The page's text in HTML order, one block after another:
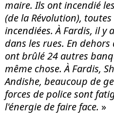
maire. Ils ont incendié
(de la Révolution),
incendiées. À Fardis, il y
dans les rues. En
ont brûlé 24 autres
même chose. À Fardis,
Andishe, beaucoup de
forces de police sont
l'énergie de faire face. »